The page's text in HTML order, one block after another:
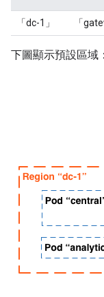
「dc-1」 「
下圖顯示預設區域：